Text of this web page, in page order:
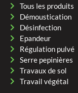
Tous les produits
Démoustication
Désinfection
Epandeur
Régulation pulvé
Serre pepinières
Travaux de sol
Travail végétal